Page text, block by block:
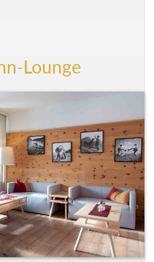
Lounge